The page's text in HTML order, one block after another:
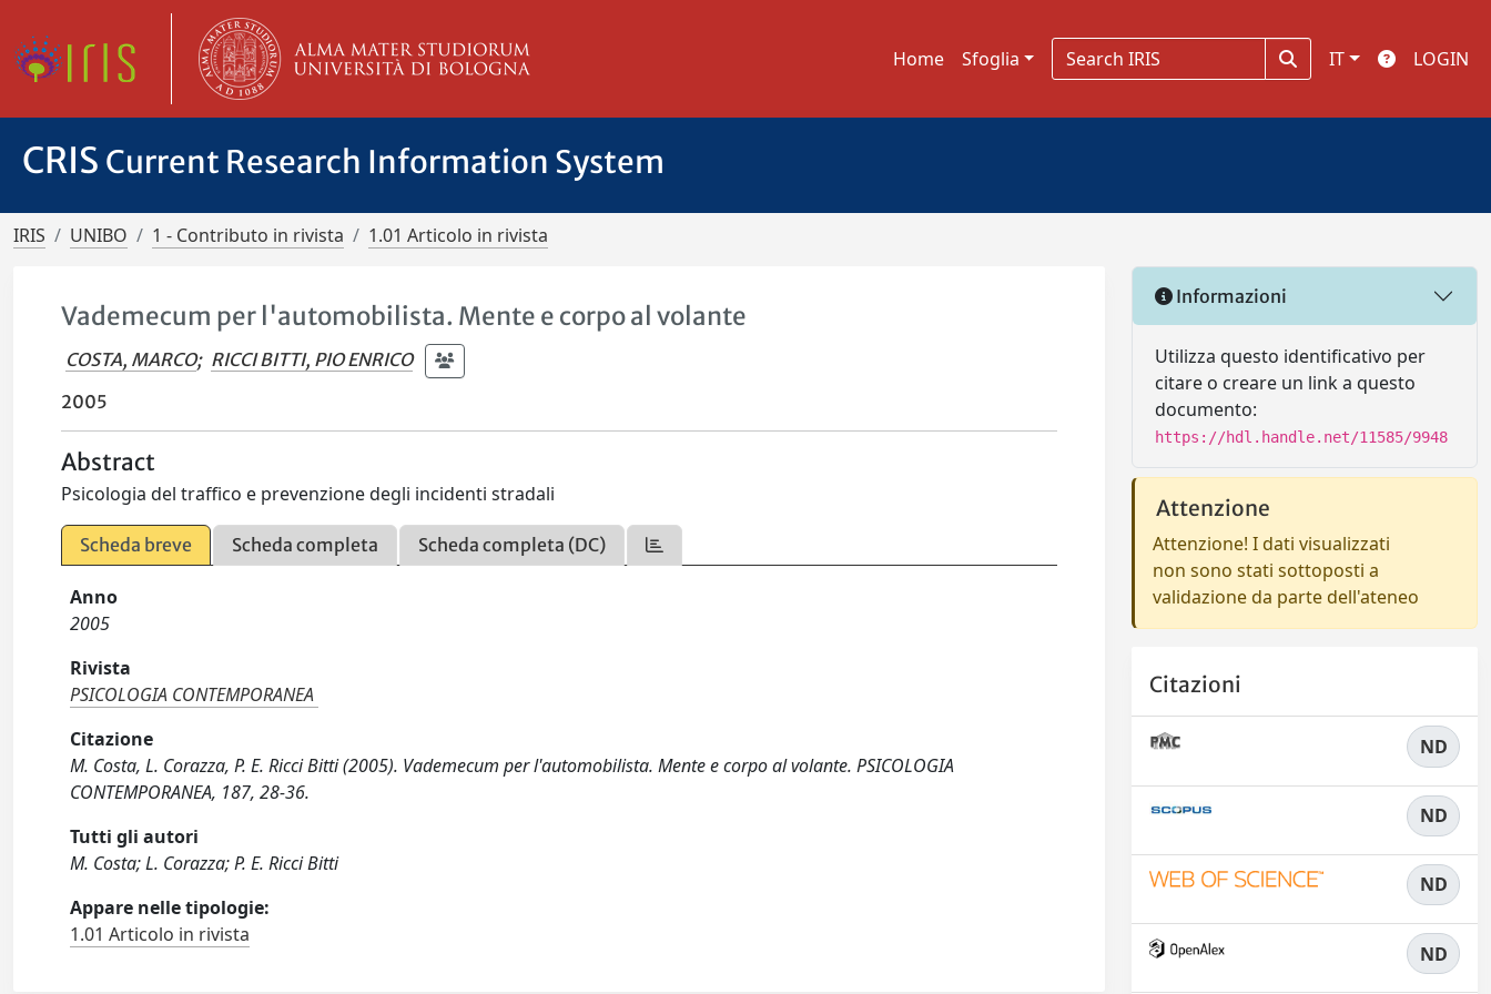
Home Sfoglia IT LOGIN
CRIS Current Research Information System
IRIS UNIBO 1 - Contributo in rivista 1.01 Articolo in rivista
Vademecum per l'automobilista. Mente e corpo al volante
COSTA, MARCO; RICCI BITTI, PIO ENRICO
2005
Abstract
Psicologia del traffico e prevenzione degli incidenti stradali
Scheda breve Scheda completa Scheda completa (DC)
Anno
2005
Rivista
PSICOLOGIA CONTEMPORANEA
Citazione
M. Costa, L. Corazza, P. E. Ricci Bitti (2005). Vademecum per l'automobilista. Mente e corpo al volante. PSICOLOGIA
CONTEMPORANEA, 187, 28-36.
Tutti gli autori
M. Costa; L. Corazza; P. E. Ricci Bitti
Appare nelle tipologie:
1.01 Articolo in rivista
Informazioni
Utilizza questo identificativo per
citare o creare un link a questo
documento:
https://hdl.handle.net/11585/9948
Attenzione
Attenzione! I dati visualizzati
non sono stati sottoposti a
validazione da parte dell'ateneo
Citazioni
ND
ND
ND
ND